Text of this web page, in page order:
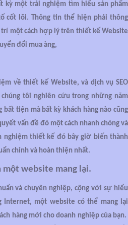
kỳ một trải nghiệm tìm hiểu sản phẩm
cốt lõi. Thông tin thể hiện phải thông
một cách hợp lý trên thiết kế Website
đổi mua àng,
về thiết kế Website, và dịch vụ SEO
tôi nghiên cứu trong những năm
tiện mà bất kỳ khách hàng nào cũng
vấn đề đó một cách nhanh chóng và
nghiệm thiết kế đó bây giờ biến thành
chỉnh và hoàn thiện nhất.
website mang lại.
và chuyên nghiệp, cộng với sự hiểu
một website có thể mang lại
hàng mới cho doanh nghiệp của bạn.